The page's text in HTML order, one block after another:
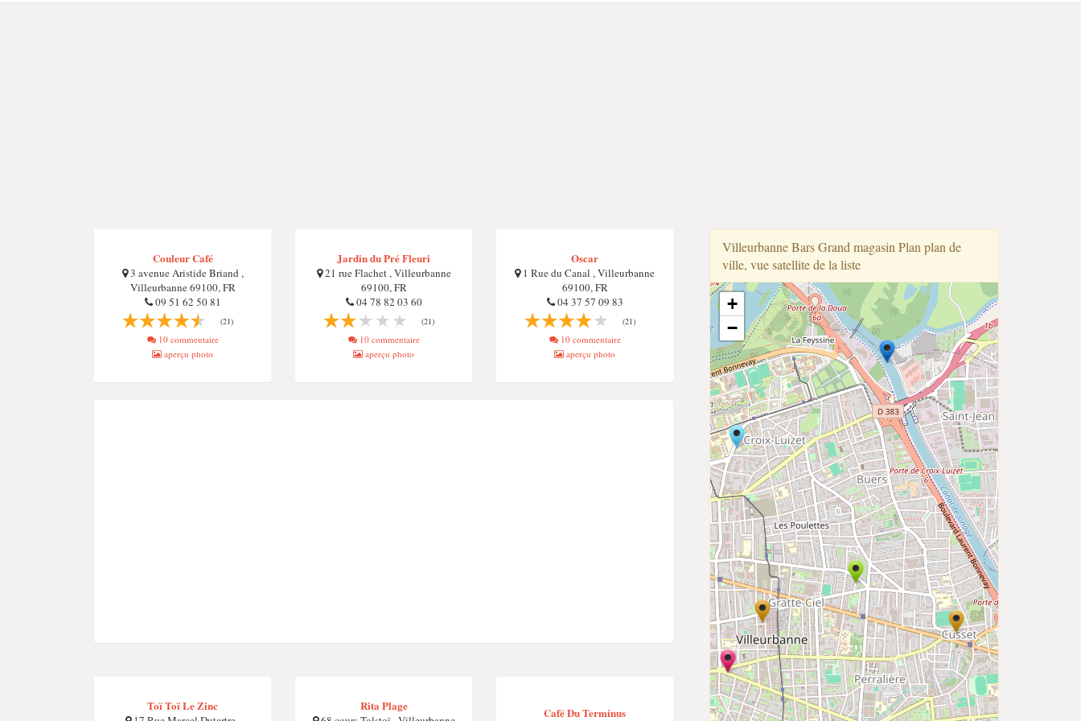
Couleur Café
3 avenue Aristide Briand ,
Villeurbanne 69100, FR
09 51 62 50 81
(21)
10 commentaire
aperçu photo
Jardin du Pré Fleuri
21 rue Flachet , Villeurbanne
69100, FR
04 78 82 03 60
(21)
10 commentaire
aperçu photo
Oscar
1 Rue du Canal , Villeurbanne
69100, FR
04 37 57 09 83
(21)
10 commentaire
aperçu photo
Toï Toï Le Zinc Rita Plage Café Du Terminus
Vi̇lleurbanne Bars Grand magasin Plan plan de
ville, vue satellite de la liste
+
−